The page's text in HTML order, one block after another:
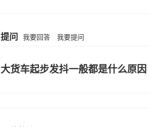
提问 我要回答 我要提问
大货车起步发抖一般都是什么原因